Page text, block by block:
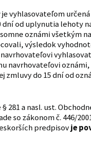
vyhlasovateľom
dní od uplynutia lehoty
oznámi všetkým
výsledok
navrhovateľovi
navrhovateľovi oznámi,
zmluvy do 15 dní od
281 a nasl. ust.
so zákonom č. 446/
predpisovje